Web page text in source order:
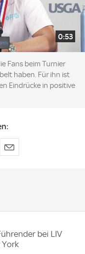
0:53
Fans beim Turnier
haben. Für ihn ist
Eindrücke in positive
bei LIV